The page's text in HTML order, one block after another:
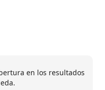
en los resultados